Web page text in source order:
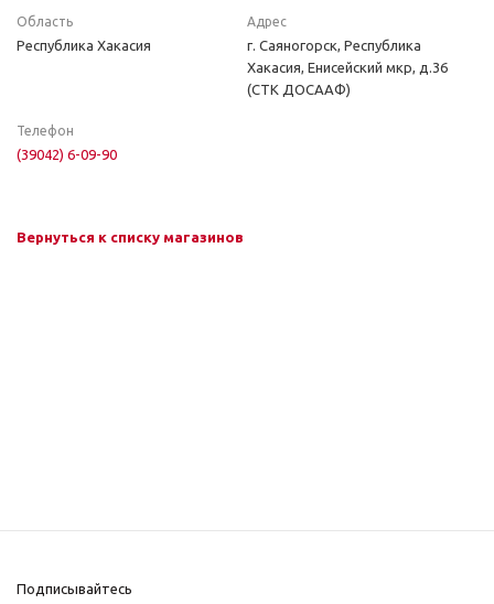
Область
Республика Хакасия
Адрес
г. Саяногорск, Республика
Хакасия, Енисейский мкр, д.36
(СТК ДОСААФ)
Телефон
(39042) 6-09-90
Вернуться к списку магазинов
Подписывайтесь